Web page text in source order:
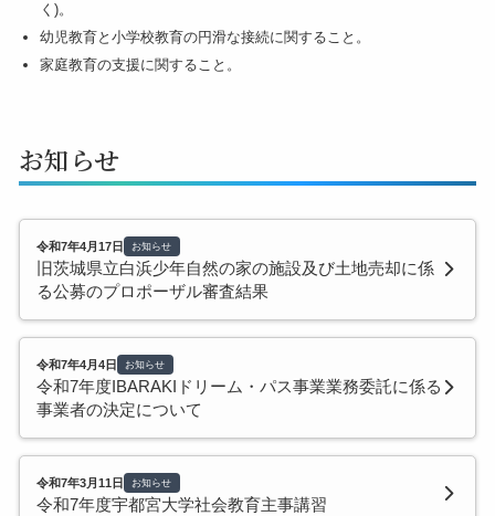
く)。
幼児教育と小学校教育の円滑な接続に関すること。
家庭教育の支援に関すること。
お知らせ
令和7年4月17日 お知らせ
旧茨城県立白浜少年自然の家の施設及び土地売却に係
る公募のプロポーザル審査結果
令和7年4月4日 お知らせ
令和7年度IBARAKIドリーム・パス事業業務委託に係る
事業者の決定について
令和7年3月11日 お知らせ
令和7年度宇都宮大学社会教育主事講習